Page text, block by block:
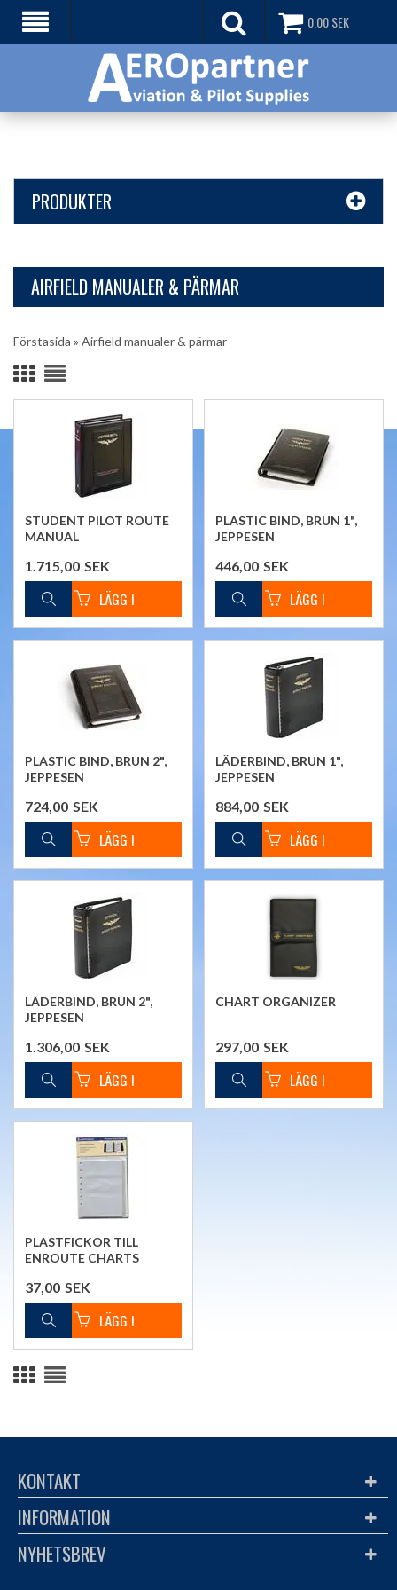
0,00SEK
PRODUKTER
AIRFIELD MANUALER & PÄRMAR
Förstasida » Airfield manualer & pärmar
STUDENT PILOT ROUTE
MANUAL
1.715,00 SEK
PLASTIC BIND, BRUN 1",
JEPPESEN
446,00 SEK
PLASTIC BIND, BRUN 2",
JEPPESEN
724,00 SEK
LÄDERBIND, BRUN 1",
JEPPESEN
884,00 SEK
LÄDERBIND, BRUN 2",
JEPPESEN
1.306,00 SEK
CHART ORGANIZER
297,00 SEK
PLASTFICKOR TILL
ENROUTE CHARTS
37,00 SEK
KONTAKT
INFORMATION
NYHETSBREV